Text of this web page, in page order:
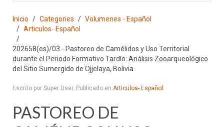
Inicio Categories
Volumenes - Español
Articulos- Español
202658(es)/03 - Pastoreo de Camélidos y Uso Territorial
durante el Periodo Formativo Tardío: Análisis Zooarqueológico
del Sitio Sumergido de Ojjelaya, Bolivia
Escrito por Super User. Publicado en Articulos- Español
PASTOREO DE